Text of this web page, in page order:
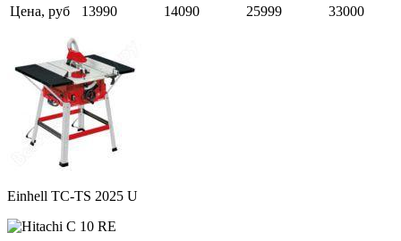
Цена, руб
13990 14090 25999 33000
Einhell TC-TS 2025 U